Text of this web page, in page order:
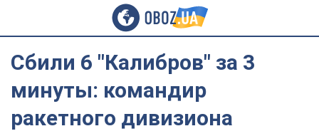
Сбили 6 "Калибров" за 3
минуты: командир
ракетного дивизиона